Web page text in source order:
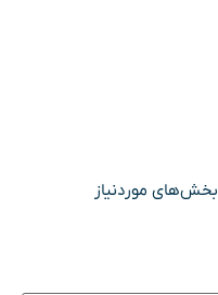
بخش‌های موردنیاز